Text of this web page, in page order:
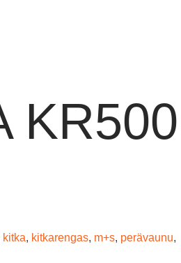
KR500
kitka, kitkarengas, m+s, perävaunu,